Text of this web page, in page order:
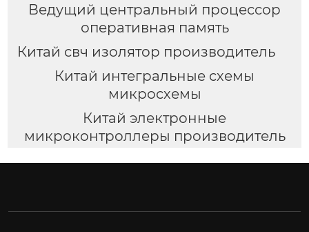
Ведущий центральный процессор
оперативная память
Китай свч изолятор производитель
Китай интегральные схемы
микросхемы
Китай электронные
микроконтроллеры производитель